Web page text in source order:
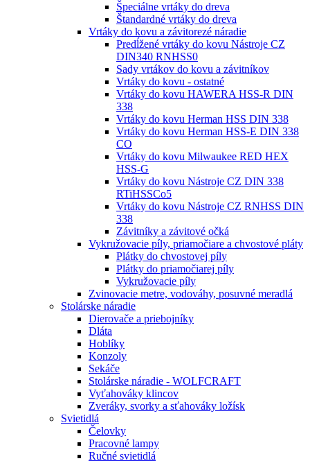
Špeciálne vrtáky do dreva
Štandardné vrtáky do dreva
Vrtáky do kovu a závitorezé náradie
Predĺžené vrtáky do kovu Nástroje CZ
DIN340 RNHSS0
Sady vrtákov do kovu a závitníkov
Vrtáky do kovu - ostatné
Vrtáky do kovu HAWERA HSS-R DIN
338
Vrtáky do kovu Herman HSS DIN 338
Vrtáky do kovu Herman HSS-E DIN 338
CO
Vrtáky do kovu Milwaukee RED HEX
HSS-G
Vrtáky do kovu Nástroje CZ DIN 338
RTiHSSCo5
Vrtáky do kovu Nástroje CZ RNHSS DIN
338
Závitníky a závitové očká
Vykružovacie píly, priamočiare a chvostové pláty
Plátky do chvostovej píly
Plátky do priamočiarej píly
Vykružovacie píly
Zvinovacie metre, vodováhy, posuvné meradlá
Stolárske náradie
Dierovače a priebojníky
Dláta
Hoblíky
Konzoly
Sekáče
Stolárske náradie - WOLFCRAFT
Vyťahováky klincov
Zveráky, svorky a sťahováky ložísk
Svietidlá
Čelovky
Pracovné lampy
Ručné svietidlá